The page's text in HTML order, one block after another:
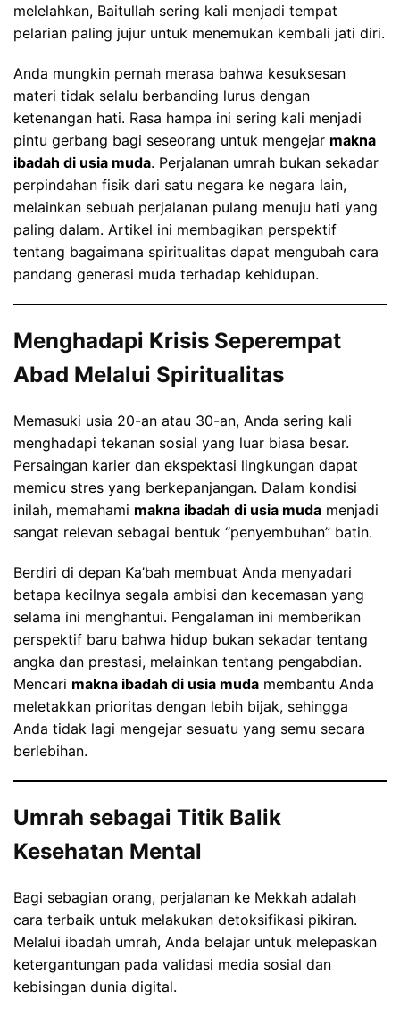
melelahkan, Baitullah sering kali menjadi tempat
pelarian paling jujur untuk menemukan kembali jati diri.
Anda mungkin pernah merasa bahwa kesuksesan
materi tidak selalu berbanding lurus dengan
ketenangan hati. Rasa hampa ini sering kali menjadi
pintu gerbang bagi seseorang untuk mengejar makna
ibadah di usia muda. Perjalanan umrah bukan sekadar
perpindahan fisik dari satu negara ke negara lain,
melainkan sebuah perjalanan pulang menuju hati yang
paling dalam. Artikel ini membagikan perspektif
tentang bagaimana spiritualitas dapat mengubah cara
pandang generasi muda terhadap kehidupan.
Menghadapi Krisis Seperempat
Abad Melalui Spiritualitas
Memasuki usia 20-an atau 30-an, Anda sering kali
menghadapi tekanan sosial yang luar biasa besar.
Persaingan karier dan ekspektasi lingkungan dapat
memicu stres yang berkepanjangan. Dalam kondisi
inilah, memahami makna ibadah di usia muda menjadi
sangat relevan sebagai bentuk “penyembuhan” batin.
Berdiri di depan Ka’bah membuat Anda menyadari
betapa kecilnya segala ambisi dan kecemasan yang
selama ini menghantui. Pengalaman ini memberikan
perspektif baru bahwa hidup bukan sekadar tentang
angka dan prestasi, melainkan tentang pengabdian.
Mencari makna ibadah di usia muda membantu Anda
meletakkan prioritas dengan lebih bijak, sehingga
Anda tidak lagi mengejar sesuatu yang semu secara
berlebihan.
Umrah sebagai Titik Balik
Kesehatan Mental
Bagi sebagian orang, perjalanan ke Mekkah adalah
cara terbaik untuk melakukan detoksifikasi pikiran.
Melalui ibadah umrah, Anda belajar untuk melepaskan
ketergantungan pada validasi media sosial dan
kebisingan dunia digital.